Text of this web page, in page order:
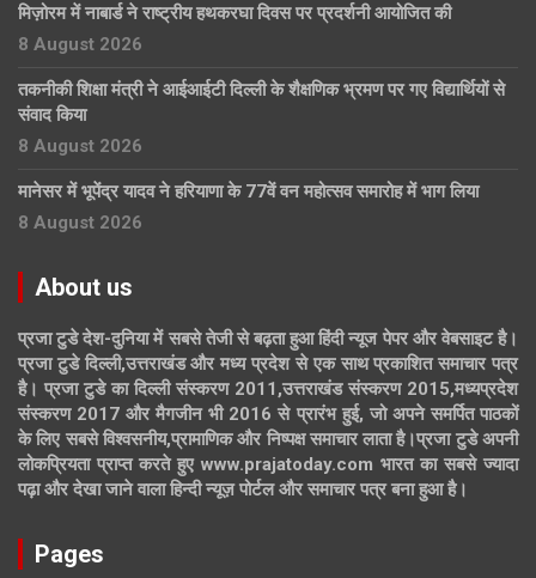
मिज़ोरम में नाबार्ड ने राष्ट्रीय हथकरघा दिवस पर प्रदर्शनी आयोजित की
8 August 2026
तकनीकी शिक्षा मंत्री ने आईआईटी दिल्ली के शैक्षणिक भ्रमण पर गए विद्यार्थियों से
संवाद किया
8 August 2026
मानेसर में भूपेंद्र यादव ने हरियाणा के 77वें वन महोत्सव समारोह में भाग लिया
8 August 2026
About us
प्रजा टुडे देश-दुनिया में सबसे तेजी से बढ़ता हुआ हिंदी न्यूज पेपर और वेबसाइट है।
प्रजा टुडे दिल्ली,उत्तराखंड और मध्य प्रदेश से एक साथ प्रकाशित समाचार पत्र
है। प्रजा टुडे का दिल्ली संस्करण 2011,उत्तराखंड संस्करण 2015,मध्यप्रदेश
संस्करण 2017 और मैगजीन भी 2016 से प्रारंभ हुई, जो अपने समर्पित पाठकों
के लिए सबसे विश्वसनीय,प्रामाणिक और निष्पक्ष समाचार लाता है।प्रजा टुडे अपनी
लोकप्रियता प्राप्त करते हुए www.prajatoday.com भारत का सबसे ज्यादा
पढ़ा और देखा जाने वाला हिन्दी न्यूज़ पोर्टल और समाचार पत्र बना हुआ है।
Pages